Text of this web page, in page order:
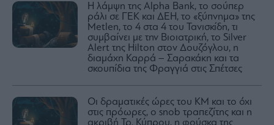
H λάμψη της Αlpha Βank, το σούπερ
ράλι σε ΓΕΚ και ΔΕΗ, το «ξύπνημα» της
Metlen, το 4 στα 4 του Τανισκίδη, τι
συμβαίνει με την Βιοιατρική, το Silver
Alert της Hilton στον Δουζόγλου, η
διαμάχη Καρρά – Σαρακάκη και τα
σκουπίδια της Φραγγιά στις Σπέτσες
Οι δραματικές ώρες του ΚΜ και το όχι
στις πρόωρες, o snob τραπεζίτης και η
ακριβή Τρ. Κύπρου, η φούσκα της